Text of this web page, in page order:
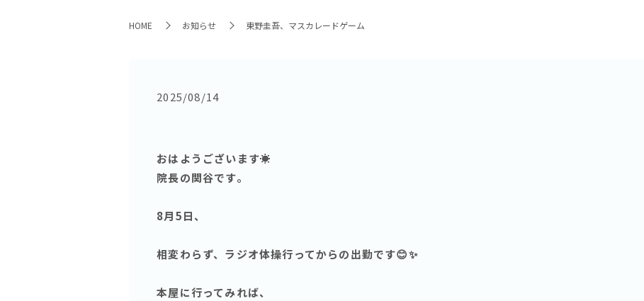
HOME お知らせ 東野圭吾、マスカレードゲーム
2025/08/14
おはようございます☀
院長の関谷です。
8月5日、
相変わらず、ラジオ体操行ってからの出勤です😊✨
本屋に行ってみれば、